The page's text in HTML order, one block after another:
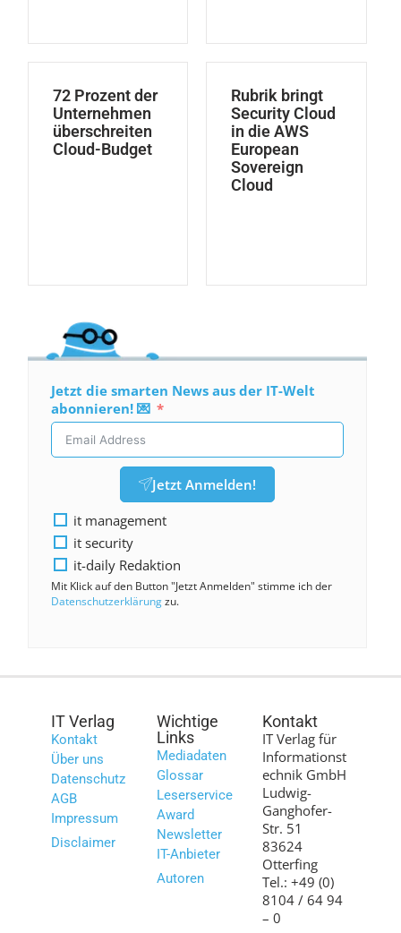
72 Prozent der
Unternehmen
überschreiten
Cloud-Budget
Rubrik bringt
Security Cloud
in die AWS
European
Sovereign
Cloud
Jetzt die smarten News aus der IT-Welt
abonnieren! 💌
Jetzt Anmelden!
it management
it security
it-daily Redaktion
Mit Klick auf den Button "Jetzt Anmelden" stimme ich der
Datenschutzerklärungzu.
IT Verlag
Kontakt
Über uns
Datenschutz
AGB
Impressum
Disclaimer
Wichtige
Links
Mediadaten
Glossar
Leserservice
Award
Newsletter
IT-Anbieter
Autoren
Kontakt
IT Verlag für
Informationst
echnik GmbH
Ludwig-
Ganghofer-
Str. 51
83624
Otterfing
Tel.: +49 (0)
8104 / 64 94
– 0